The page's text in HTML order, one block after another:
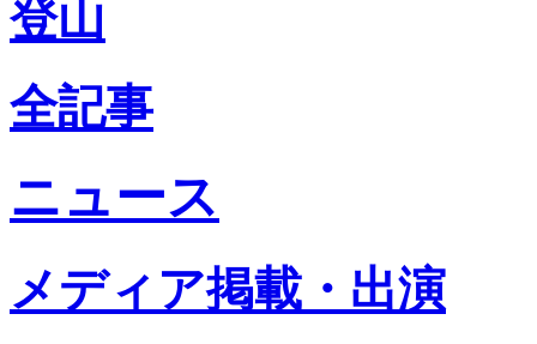
登山
全記事
ニュース
メディア掲載・出演